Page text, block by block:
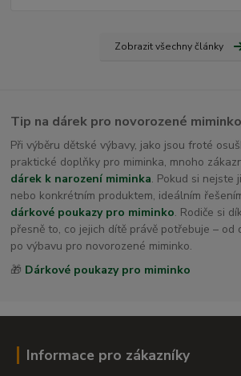
Zobrazit všechny články
Tip na dárek pro novorozené
Při výběru dětské výbavy, jako jsou froté
praktické doplňky pro miminka, mnoho
dárek k narození miminka. Pokud si nejste
nebo konkrétním produktem, ideálním
dárkové poukazy pro miminko. Rodiče si
přesně to, co jejich dítě právě potřebuje – od
po výbavu pro novorozené miminko.
🎁 Dárkové poukazy pro miminko
Informace pro zákazníky